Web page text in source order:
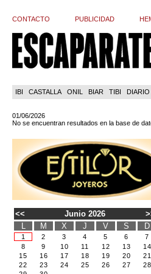
CONTACTO PUBLICIDAD
IBI CASTALLA ONIL BIAR TIBI DIARIO
01/06/2026
No se encuentran resultados en la base de
<< Junio 2026
L
M X J V S D
1 2 3 4 5 6
7
8
9 10 11 12 13
14
15
16 17 18 19 20
21
22
23 24 25 26 27
28